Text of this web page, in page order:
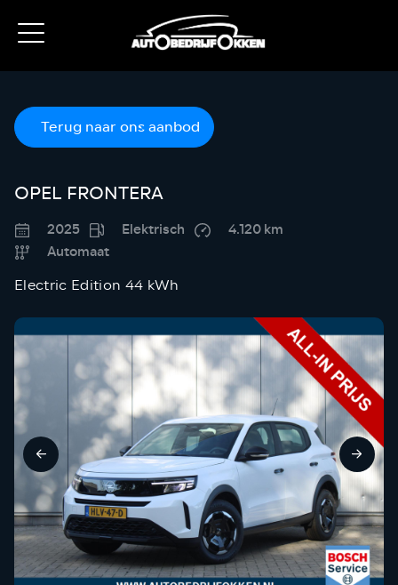
Terug naar ons aanbod
OPEL FRONTERA
2025 Elektrisch
4.120 km
Automaat
Electric Edition 44 kWh